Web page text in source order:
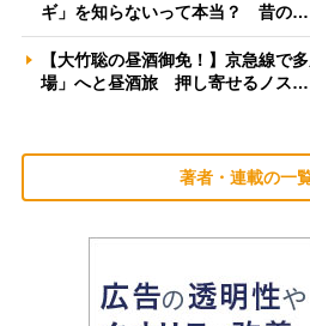
ギ」を知らないって本当？ 昔の…
【大竹聡の昼酒御免！】京急線で
場」へと昼酒旅 押し寄せるノス…
著者・連載の一